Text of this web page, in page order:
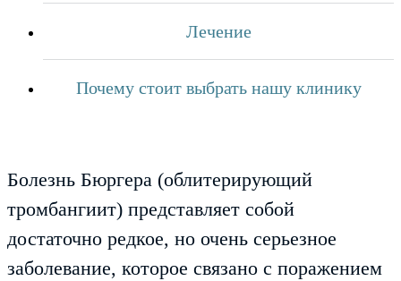
Лечение
Почему стоит выбрать нашу клинику
Болезнь Бюргера (облитерирующий
тромбангиит) представляет собой
достаточно редкое, но очень серьезное
заболевание, которое связано с поражением